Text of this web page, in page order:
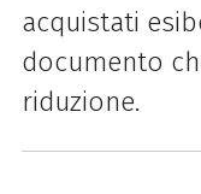
acquistati
documento
riduzione.